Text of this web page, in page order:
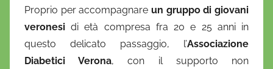
D
'
Proprio per accompagnare un gruppo di giovani
veronesi di età compresa fra 20 e 25 anni in
questo delicato passaggio, l’Associazione
Diabetici Verona, con il supporto non